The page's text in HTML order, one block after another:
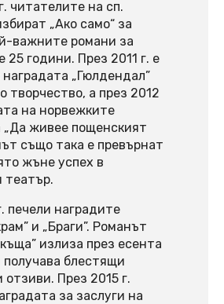
читателите на сп.
„Ако само“ за
важните романи за
25 години. През 2011 г. е
„Гюлдендал”
творчество, а през 2012
на норвежките
„Да живее пощенският
също така е превърнат
жъне успех в
театър.
печели наградите
и „Браги”. Романът
излиза през есента
получава блестящи
отзиви. През 2015 г.
за заслуги на